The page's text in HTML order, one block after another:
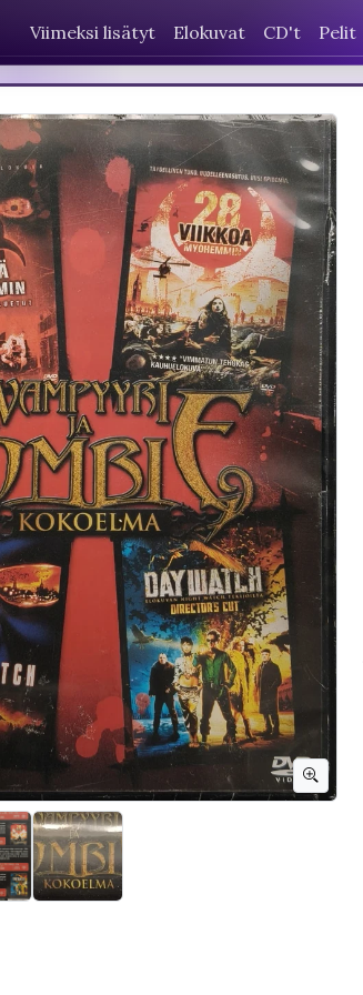
Viimeksi lisätyt Elokuvat CD't Pelit